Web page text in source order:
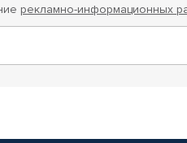
рекламно-информационных